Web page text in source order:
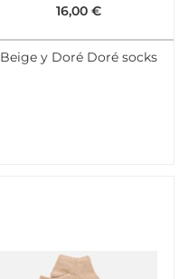
16,00 €
Beige y Doré Doré socks